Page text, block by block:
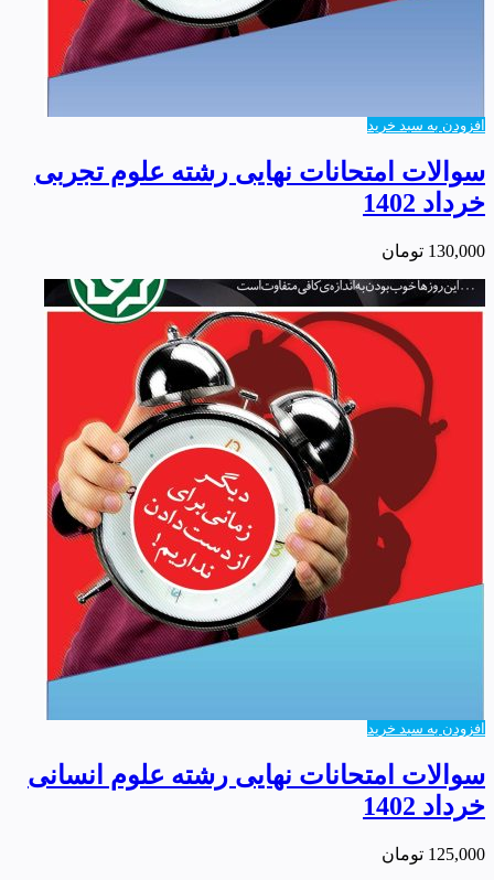
افزودن به سبد خرید
سوالات امتحانات نهایی رشته علوم تجربی
خرداد 1402
130,000 تومان
افزودن به سبد خرید
سوالات امتحانات نهایی رشته علوم انسانی
خرداد 1402
125,000 تومان